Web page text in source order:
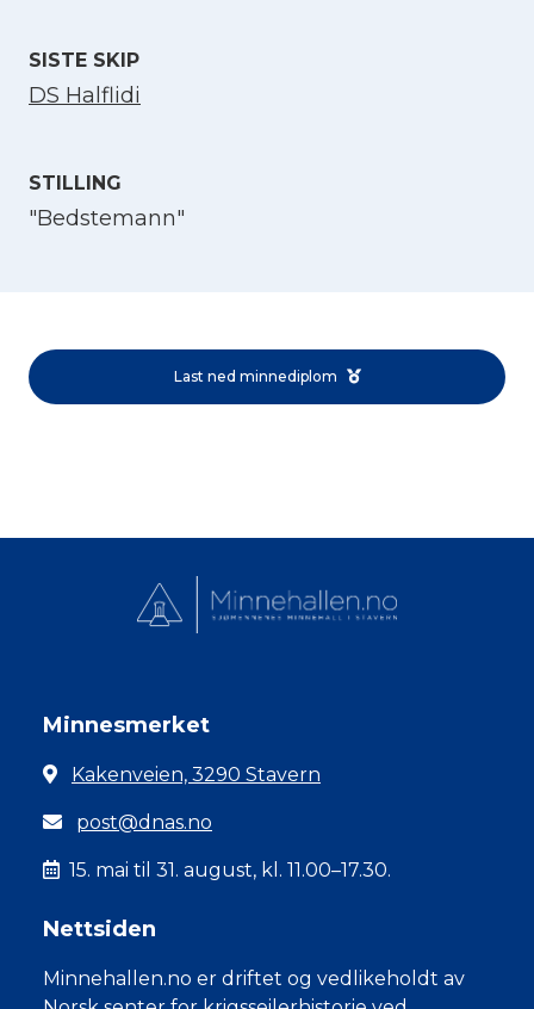
SISTE SKIP
DS Halflidi
STILLING
"Bedstemann"
Last ned minnediplom
Minnesmerket
Kakenveien, 3290 Stavern
post@dnas.no
15. mai til 31. august, kl. 11.00–17.30.
Nettsiden
Minnehallen.no er driftet og vedlikeholdt av
Norsk bokmål